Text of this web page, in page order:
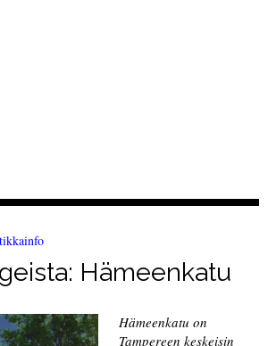
Hämeenkatu
Hämeenkatu on
Tampereen keskeisin